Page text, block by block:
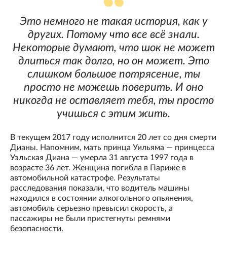
Это немного не такая история, как у
других. Потому что все всё знали.
Некоторые думают, что шок не может
длиться так долго, но он может. Это
слишком большое потрясение, ты
просто не можешь поверить. И оно
никогда не оставляет тебя, ты просто
учишься с этим жить.
В текущем 2017 году исполнится 20 лет со дня смерти
Дианы. Напомним, мать принца Уильяма — принцесса
Уэльская Диана — умерла 31 августа 1997 года в
возрасте 36 лет. Женщина погибла в Париже в
автомобильной катастрофе. Результаты
расследования показали, что водитель машины
находился в состоянии алкогольного опьянения,
автомобиль серьезно превысил скорость, а
пассажиры не были пристегнуты ремнями
безопасности.